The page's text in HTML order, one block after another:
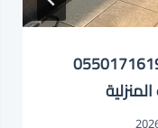
مكافحة حشرات بالدمام 0550171619